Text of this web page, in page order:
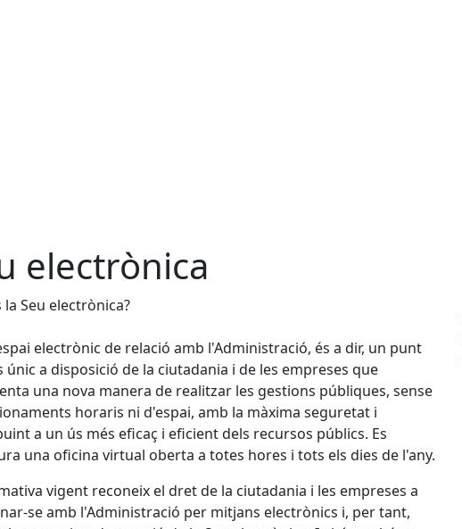
electrònica
la Seu electrònica?
electrònic de relació amb l'Administració, és a dir, un punt
únic a disposició de la ciutadania i de les empreses que
una nova manera de realitzar les gestions públiques, sense
horaris ni d'espai, amb la màxima seguretat i
a un ús més eficaç i eficient dels recursos públics. Es
una oficina virtual oberta a totes hores i tots els dies de l'any.
vigent reconeix el dret de la ciutadania i les empreses a
se amb l'Administració per mitjans electrònics i, per tant,